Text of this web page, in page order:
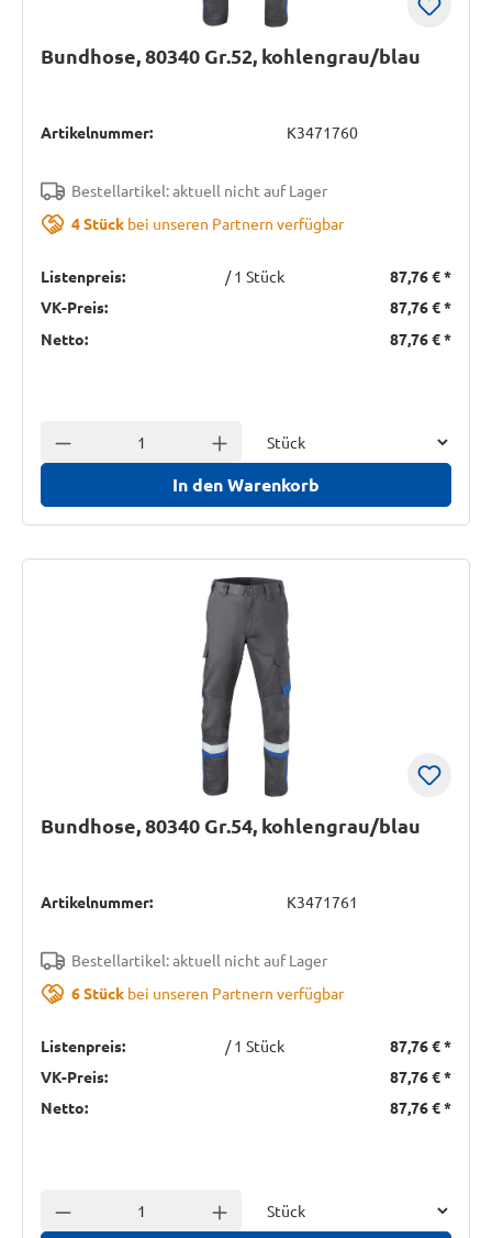
Bundhose, 80340 Gr.52, kohlengrau/blau
Artikelnummer: K3471760
Bestellartikel: aktuell nicht auf Lager
4 Stück bei unseren Partnern verfügbar
Listenpreis: / 1 Stück 87,76 €*
VK-Preis:
87,76 €*
Netto:
87,76 €*
Anzahl verringern Anzahl erhöhen
In den Warenkorb
Bundhose, 80340 Gr.54, kohlengrau/blau
Artikelnummer: K3471761
Bestellartikel: aktuell nicht auf Lager
6 Stück bei unseren Partnern verfügbar
Listenpreis: / 1 Stück 87,76 €*
VK-Preis:
87,76 €*
Netto:
87,76 €*
Anzahl verringern Anzahl erhöhen